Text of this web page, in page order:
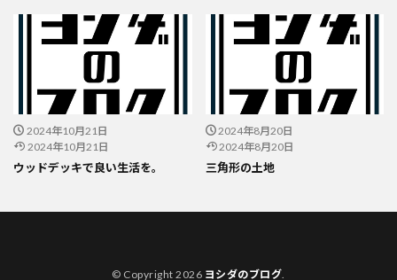
2024年10月21日
2024年10月21日
ウッドデッキで良い生活を。
2024年8月20日
2024年8月20日
三角形の土地
© Copyright 2026 ヨシダのブログ.